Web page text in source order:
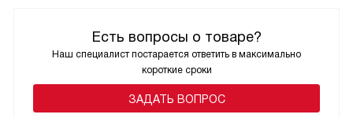
Есть вопросы о товаре?
Наш специалист постарается ответить в максимально
короткие сроки
ЗАДАТЬ ВОПРОС